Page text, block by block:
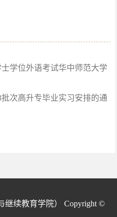
学位外语考试华中师范大学
批次高升专毕业实习安排的通
继续教育学院） Copyright ©